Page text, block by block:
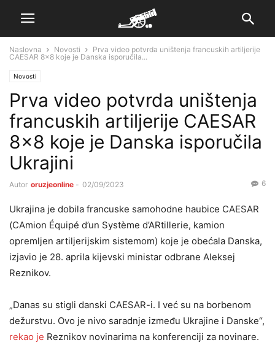
Naslovna Novosti
Prva video potvrda uništenja francuskih artiljerije
CAESAR 8×8 koje je Danska isporučila...
Novosti
Prva video potvrda uništenja
francuskih artiljerije CAESAR
8×8 koje je Danska isporučila
Ukrajini
Autor oruzjeonline - 02/09/2023 6
Ukrajina je dobila francuske samohodne haubice CAESAR
(CAmion Équipé d’un Système d’ARtillerie, kamion
opremljen artiljerijskim sistemom) koje je obećala Danska,
izjavio je 28. aprila kijevski ministar odbrane Aleksej
Reznikov.
„Danas su stigli danski CAESAR-i. I već su na borbenom
dežurstvu. Ovo je nivo saradnje između Ukrajine i Danske“,
rekao je Reznikov novinarima na konferenciji za novinare.